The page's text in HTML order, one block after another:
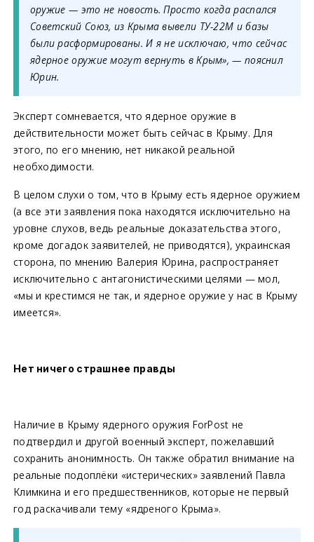
оружие — это не новость. Просто когда распался
Советский Союз, из Крыма вывели ТУ-22М и базы
были расформированы. И я не исключаю, что сейчас
ядерное оружие могут вернуть в Крым», — пояснил
Юрин.
Эксперт сомневается, что ядерное оружие в
действительности может быть сейчас в Крыму. Для
этого, по его мнению, нет никакой реальной
необходимости.
В целом слухи о том, что в Крыму есть ядерное оружием
(а все эти заявления пока находятся исключительно на
уровне слухов, ведь реальные доказательства этого,
кроме догадок заявителей, не приводятся), украинская
сторона, по мнению Валерия Юрина, распространяет
исключительно с антагонистическими целями — мол,
«мы и крестимся не так, и ядерное оружие у нас в Крыму
имеется».
Нет ничего страшнее правды
Наличие в Крыму ядерного оружия ForPost не
подтвердил и другой военный эксперт, пожелавший
сохранить анонимность. Он также обратил внимание на
реальные подоплёки «истерических» заявлений Павла
Климкина и его предшественников, которые не первый
год раскачивали тему «ядреного Крыма».